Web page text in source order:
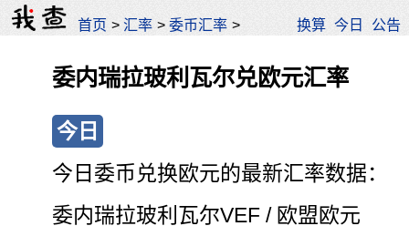
首页 >汇率 >委币汇率 > 换算 今日 公告
委内瑞拉玻利瓦尔兑欧元汇率
今日
今日委币兑换欧元的最新汇率数据：
委内瑞拉玻利瓦尔VEF / 欧盟欧元